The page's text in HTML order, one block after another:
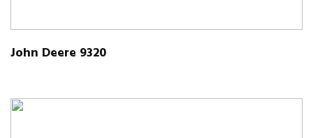
John Deere 9320